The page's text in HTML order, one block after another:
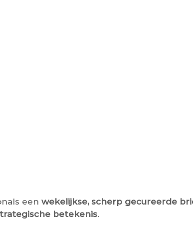
een wekelijkse, scherp gecureerde
betekenis.